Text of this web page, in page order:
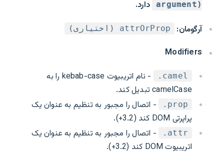
argument)
دارد.
آرگومان:
attrOrProp (اختیاری)
Modifiers
‎.camel
- نام اتریبیوت kebab-case را به
camelCase تبدیل کند.
‎.prop
- اتصال را مجبور به تنظیم به عنوان یک
پراپرتی DOM کند (3.2+).
‎.attr
- اتصال را مجبور به تنظیم به عنوان یک
اتریبیوت DOM کند (3.2+).